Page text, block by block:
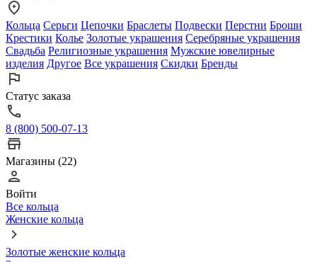
Кольца Серьги Цепочки Браслеты Подвески Перстни Броши
Крестики Колье Золотые украшения Серебряные украшения
Свадьба Религиозные украшения Мужские ювелирные
изделия Другое Все украшения Скидки Бренды
Статус заказа
8 (800) 500-07-13
Магазины (22)
Войти
Все кольца
Женские кольца
Золотые женские кольца